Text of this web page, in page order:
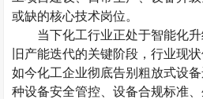
或缺的核心技术岗位。
当下化工行业正处于智能化
旧产能迭代的关键阶段，行业现
如今化工企业彻底告别粗放式设
种设备安全管控、设备合规标准